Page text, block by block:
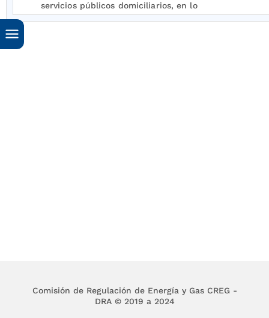
servicios públicos domiciliarios, en lo
ARTÍCULO 2o.Los prestadores de servicios
públicos domiciliarios deberán disponer
Comisión de Regulación de Energía y Gas CREG -
DRA © 2019 a 2024